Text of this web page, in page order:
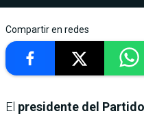
Compartir en redes
El presidente del